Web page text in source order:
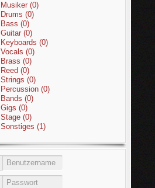
Musiker (0)
Drums (0)
Bass (0)
Guitar (0)
Keyboards (0)
Vocals (0)
Brass (0)
Reed (0)
Strings (0)
Percussion (0)
Bands (0)
Gigs (0)
Stage (0)
Sonstiges (1)
Benutzername
Passwort